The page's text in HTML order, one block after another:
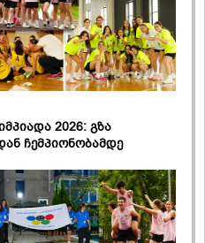
2026: გზა
ჩემპიონობამდე